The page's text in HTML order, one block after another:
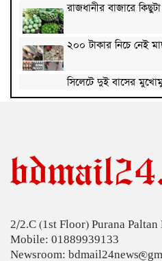
রাজধানীর বাজারে
২০০ টাকার নিচে নেই
সিলেটে দুই বাসের
বগুড়ায় বাসচাপায় নিহত ৬
জুলাই গণঅভ্যুত্থান
সমাজকল্যাণ প্রতিমন্ত্রী
2/2.C (1st Floor) Purana
Mobile: 01889939133
Newsroom: